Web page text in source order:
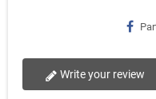
Write your review